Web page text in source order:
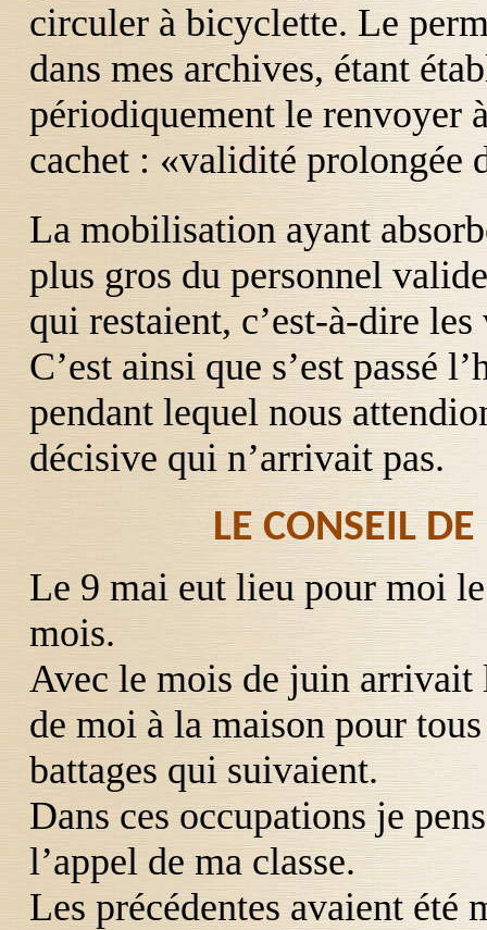
circuler à bicyclette. Le
dans mes archives, étant
périodiquement le renvoyer
cachet : «validité prolongée
La mobilisation ayant
plus gros du personnel
qui restaient, c’est-à-dire
C’est ainsi que s’est passé
pendant lequel nous
décisive qui n’arrivait pas.
LE CONSEIL
Le 9 mai eut lieu pour moi
mois.
Avec le mois de juin arrivait
de moi à la maison pour
battages qui suivaient.
Dans ces occupations je
l’appel de ma classe.
Les précédentes avaient été